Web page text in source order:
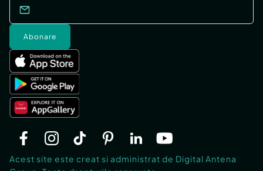
Abonare
Acest site este creat si administrat de Digital Antena